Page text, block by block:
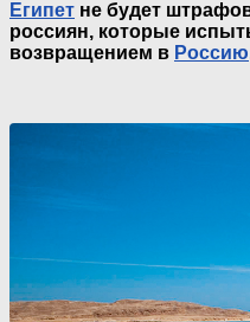
Египет не будет
россиян, которые
возвращением в Россию